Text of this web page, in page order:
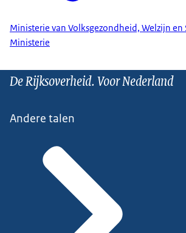
Ministerie van Volksgezondheid, Welzijn en
Ministerie
De Rijksoverheid. Voor Nederland
Andere talen